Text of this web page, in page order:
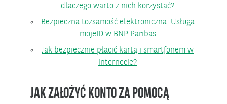
dlaczego warto z nich korzystać?
Bezpieczna tożsamość elektroniczna. Usługa
mojeID w BNP Paribas
Jak bezpiecznie płacić kartą i smartfonem w
internecie?
JAK ZAŁOŻYĆ KONTO ZA POMOCĄ